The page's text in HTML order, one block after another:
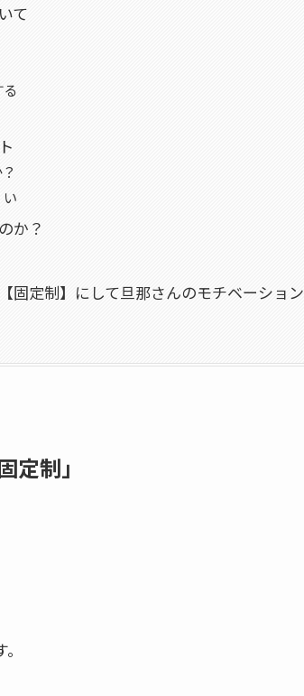
て
か？
固定制】にして旦那さんのモチベーション
制」